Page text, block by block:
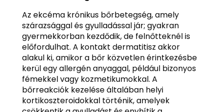
Az ekcéma krónikus bőrbetegség, amely
szárazsággal és gyulladással jár; gyakran
gyermekkorban kezdődik, de felnőtteknél is
előfordulhat. A kontakt dermatitisz akkor
alakul ki, amikor a bőr közvetlen érintkezésbe
kerül egy allergén anyaggal, például bizonyos
fémekkel vagy kozmetikumokkal. A
bőrreakciók kezelése általában helyi
kortikoszteroidokkal történik, amelyek